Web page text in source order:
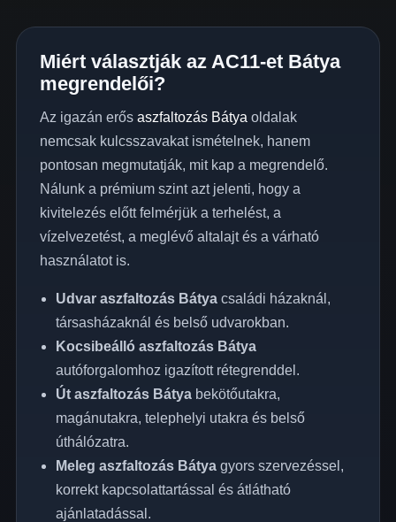
Miért választják az AC11-et Bátya
megrendelői?
Az igazán erős aszfaltozás Bátya oldalak
nemcsak kulcsszavakat ismételnek, hanem
pontosan megmutatják, mit kap a megrendelő.
Nálunk a prémium szint azt jelenti, hogy a
kivitelezés előtt felmérjük a terhelést, a
vízelvezetést, a meglévő altalajt és a várható
használatot is.
Udvar aszfaltozás Bátyacsaládi házaknál,
társasházaknál és belső udvarokban.
Kocsibeálló aszfaltozás Bátya
autóforgalomhoz igazított rétegrenddel.
Út aszfaltozás Bátyabekötőutakra,
magánutakra, telephelyi utakra és belső
úthálózatra.
Meleg aszfaltozás Bátyagyors szervezéssel,
korrekt kapcsolattartással és átlátható
ajánlatadással.